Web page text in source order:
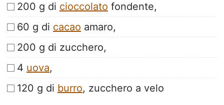
200 g di cioccolato fondente,
60 g di cacao amaro,
200 g di zucchero,
4 uova,
120 g di burro, zucchero a velo